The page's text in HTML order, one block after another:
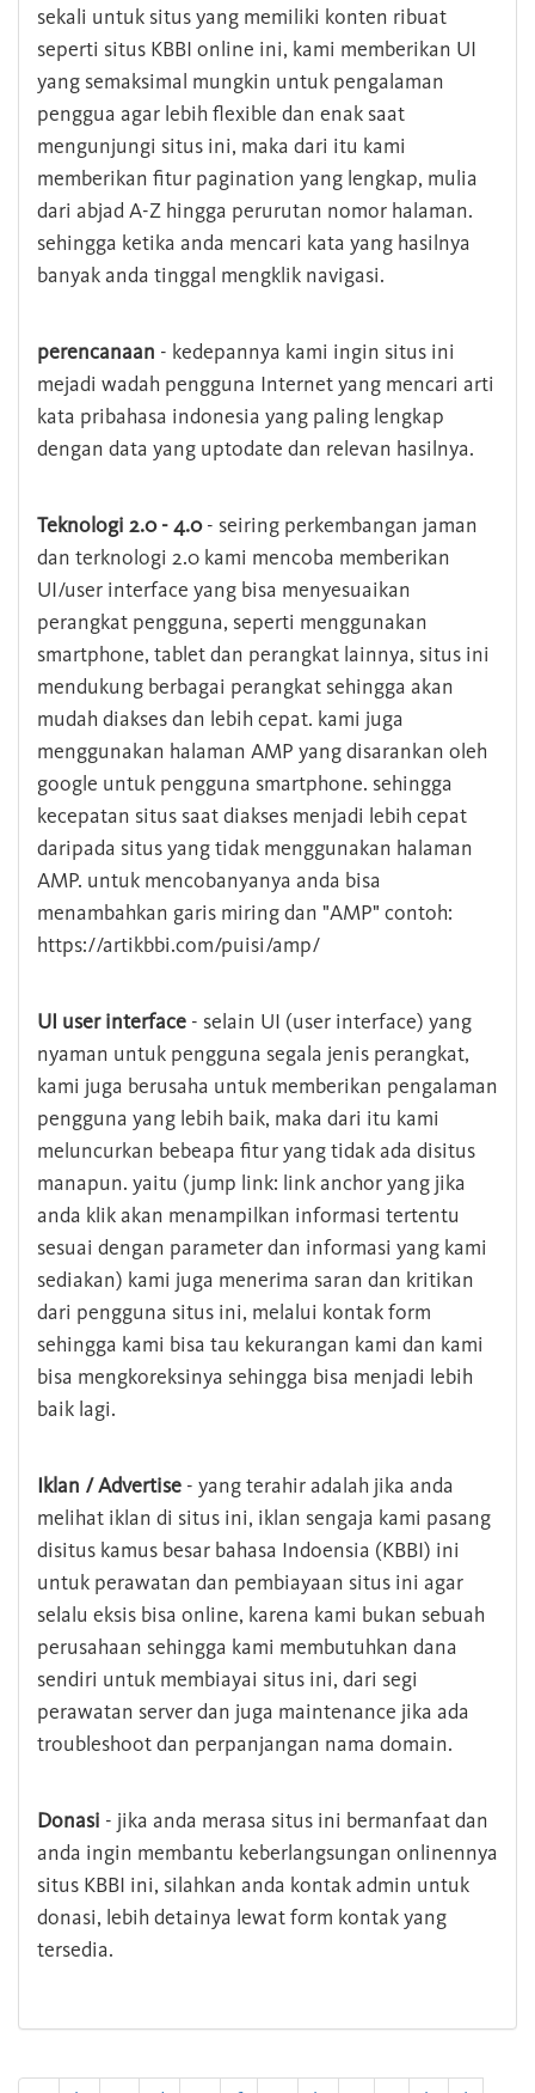
sekali untuk situs yang memiliki konten ribuat
seperti situs KBBI online ini, kami memberikan UI
yang semaksimal mungkin untuk pengalaman
penggua agar lebih flexible dan enak saat
mengunjungi situs ini, maka dari itu kami
memberikan fitur pagination yang lengkap, mulia
dari abjad A-Z hingga perurutan nomor halaman.
sehingga ketika anda mencari kata yang hasilnya
banyak anda tinggal mengklik navigasi.
perencanaan - kedepannya kami ingin situs ini
mejadi wadah pengguna Internet yang mencari arti
kata pribahasa indonesia yang paling lengkap
dengan data yang uptodate dan relevan hasilnya.
Teknologi 2.0 - 4.0- seiring perkembangan jaman
dan terknologi 2.0 kami mencoba memberikan
UI/user interface yang bisa menyesuaikan
perangkat pengguna, seperti menggunakan
smartphone, tablet dan perangkat lainnya, situs ini
mendukung berbagai perangkat sehingga akan
mudah diakses dan lebih cepat. kami juga
menggunakan halaman AMP yang disarankan oleh
google untuk pengguna smartphone. sehingga
kecepatan situs saat diakses menjadi lebih cepat
daripada situs yang tidak menggunakan halaman
AMP. untuk mencobanyanya anda bisa
menambahkan garis miring dan "AMP" contoh:
https://artikbbi.com/puisi/amp/
UI user interface - selain UI (user interface) yang
nyaman untuk pengguna segala jenis perangkat,
kami juga berusaha untuk memberikan pengalaman
pengguna yang lebih baik, maka dari itu kami
meluncurkan bebeapa fitur yang tidak ada disitus
manapun. yaitu (jump link: link anchor yang jika
anda klik akan menampilkan informasi tertentu
sesuai dengan parameter dan informasi yang kami
sediakan) kami juga menerima saran dan kritikan
dari pengguna situs ini, melalui kontak form
sehingga kami bisa tau kekurangan kami dan kami
bisa mengkoreksinya sehingga bisa menjadi lebih
baik lagi.
Iklan / Advertise - yang terahir adalah jika anda
melihat iklan di situs ini, iklan sengaja kami pasang
disitus kamus besar bahasa Indoensia (KBBI) ini
untuk perawatan dan pembiayaan situs ini agar
selalu eksis bisa online, karena kami bukan sebuah
perusahaan sehingga kami membutuhkan dana
sendiri untuk membiayai situs ini, dari segi
perawatan server dan juga maintenance jika ada
troubleshoot dan perpanjangan nama domain.
Donasi - jika anda merasa situs ini bermanfaat dan
anda ingin membantu keberlangsungan onlinennya
situs KBBI ini, silahkan anda kontak admin untuk
donasi, lebih detainya lewat form kontak yang
tersedia.